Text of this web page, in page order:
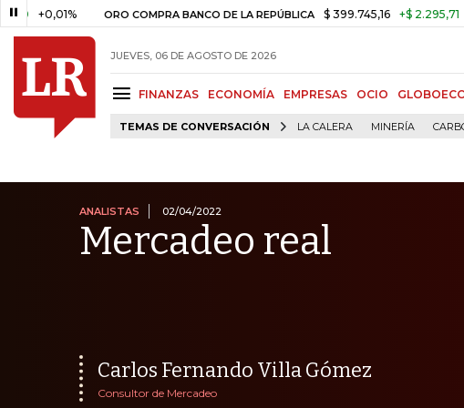
ORO COMPRA BANCO DE LA REPÚBLICA $ 399.745,16 +$ 2.295,71 +0,58%
JUEVES, 06 DE AGOSTO DE 2026
FINANZAS ECONOMÍA EMPRESAS OCIO
TEMAS DE CONVERSACIÓN LA CALERA MINERÍA
ANALISTAS 02/04/2022
Mercadeo real
Carlos Fernando Villa Gómez
Consultor de Mercadeo